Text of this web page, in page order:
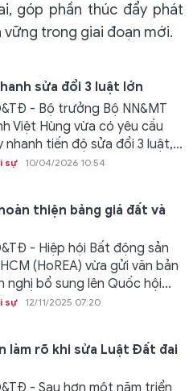
góp phần thúc đẩy phát
trong giai đoạn mới.
sửa đổi 3 luật lớn
- Bộ trưởng Bộ NN&MT
Việt Hùng vừa có yêu cầu
nhanh tiến độ sửa đổi 3 luật,...
sự 10/04/2026 10:54
thiện bảng giá đất và
- Hiệp hội Bất động sản
(HoREA) vừa gửi văn bản
nghị bổ sung lên Quốc hội...
sự 12/11/2025 07:20
làm rõ khi sửa Luật Đất đai
- Sau hơn một năm triển